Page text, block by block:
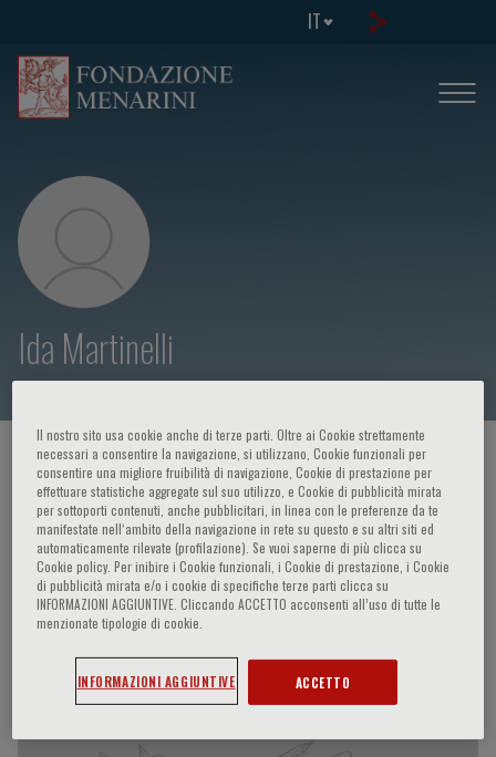
IT
Ida Martinelli
HOME PAGE / CORSI ED EVENTI / RELATORE
Ida Martinelli
Partecipazioni del relatore
Il nostro sito usa cookie anche di terze parti. Oltre ai Cookie strettamente
necessari a consentire la navigazione, si utilizzano, Cookie funzionali per
consentire una migliore fruibilità di navigazione, Cookie di prestazione per
effettuare statistiche aggregate sul suo utilizzo, e Cookie di pubblicità mirata
per sottoporti contenuti, anche pubblicitari, in linea con le preferenze da te
manifestate nell‘ambito della navigazione in rete su questo e su altri siti ed
automaticamente rilevate (profilazione). Se vuoi saperne di più clicca su
Cookie policy. Per inibire i Cookie funzionali, i Cookie di prestazione, i Cookie
di pubblicità mirata e/o i cookie di specifiche terze parti clicca su
INFORMAZIONI AGGIUNTIVE. Cliccando ACCETTO acconsenti all’uso di tutte le
menzionate tipologie di cookie.
INFORMAZIONI AGGIUNTIVE ACCETTO